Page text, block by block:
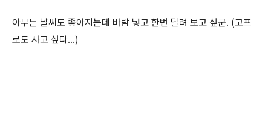
아무튼 날씨도 좋아지는데 바람 넣고 한번 달려 보고 싶군. (고프
로도 사고 싶다...)